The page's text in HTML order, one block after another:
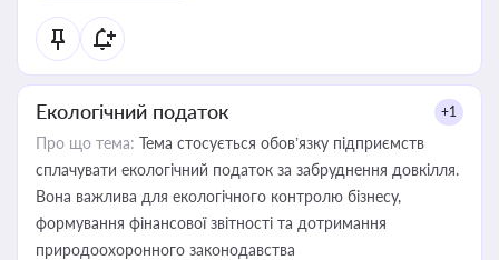
Екологічний податок +1
Про що тема: Тема стосується обов’язку підприємств
сплачувати екологічний податок за забруднення довкілля.
Вона важлива для екологічного контролю бізнесу,
формування фінансової звітності та дотримання
природоохоронного законодавства